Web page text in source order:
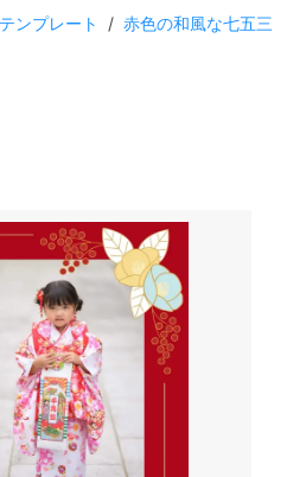
ンプレート / 赤色の和風な七五三